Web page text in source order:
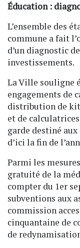
Éducation :
L’ensemble des
commune a fait
d’un diagnostic
investissements.
La Ville souligne
engagements de
distribution de
et de calculatrices
garde destiné
d’ici la fin de
Parmi les
gratuité de la
compter du 1er
subventions aux
commission
cinquantaine de
de